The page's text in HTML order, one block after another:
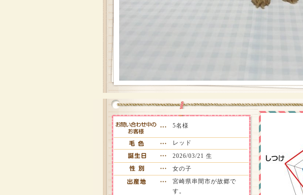
5名様
レッド
2026/03/21 生
女の子
宮崎県串間市が故郷で
す。